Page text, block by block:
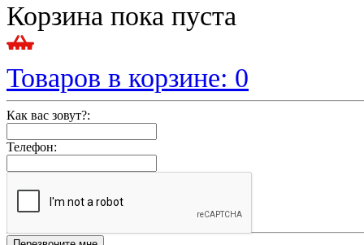
Корзина пока пуста
Товаров в корзине: 0
Как вас зовут?:
Телефон: